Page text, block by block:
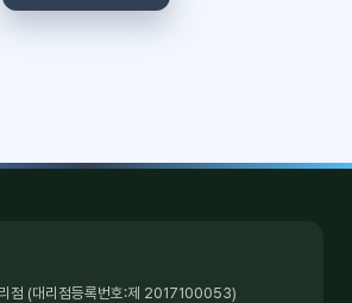
점 (대리점등록번호:제 2017100053)